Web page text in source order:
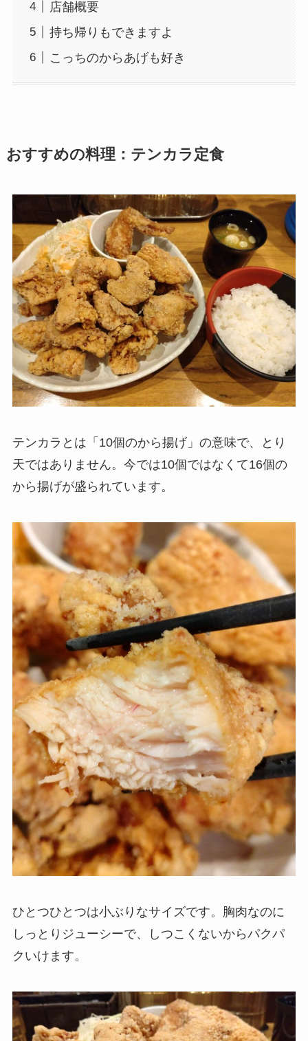
店舗概要
持ち帰りもできますよ
こっちのからあげも好き
おすすめの料理：テンカラ定食
テンカラとは「10個のから揚げ」の意味で、とり
天ではありません。今では10個ではなくて16個の
から揚げが盛られています。
ひとつひとつは小ぶりなサイズです。胸肉なのに
しっとりジューシーで、しつこくないからパクパ
クいけます。